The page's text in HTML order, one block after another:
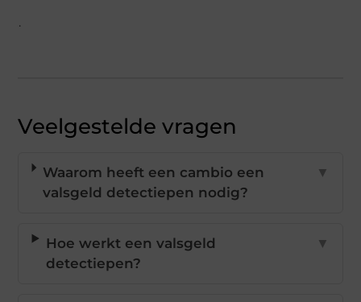
.
Veelgestelde vragen
Waarom heeft een cambio een
valsgeld detectiepen nodig?
▼
Hoe werkt een valsgeld
detectiepen?
▼